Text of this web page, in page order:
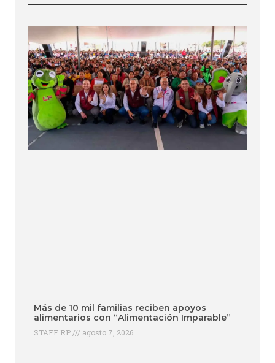
Más de 10 mil familias reciben apoyos
alimentarios con “Alimentación Imparable”
STAFF RP agosto 7, 2026